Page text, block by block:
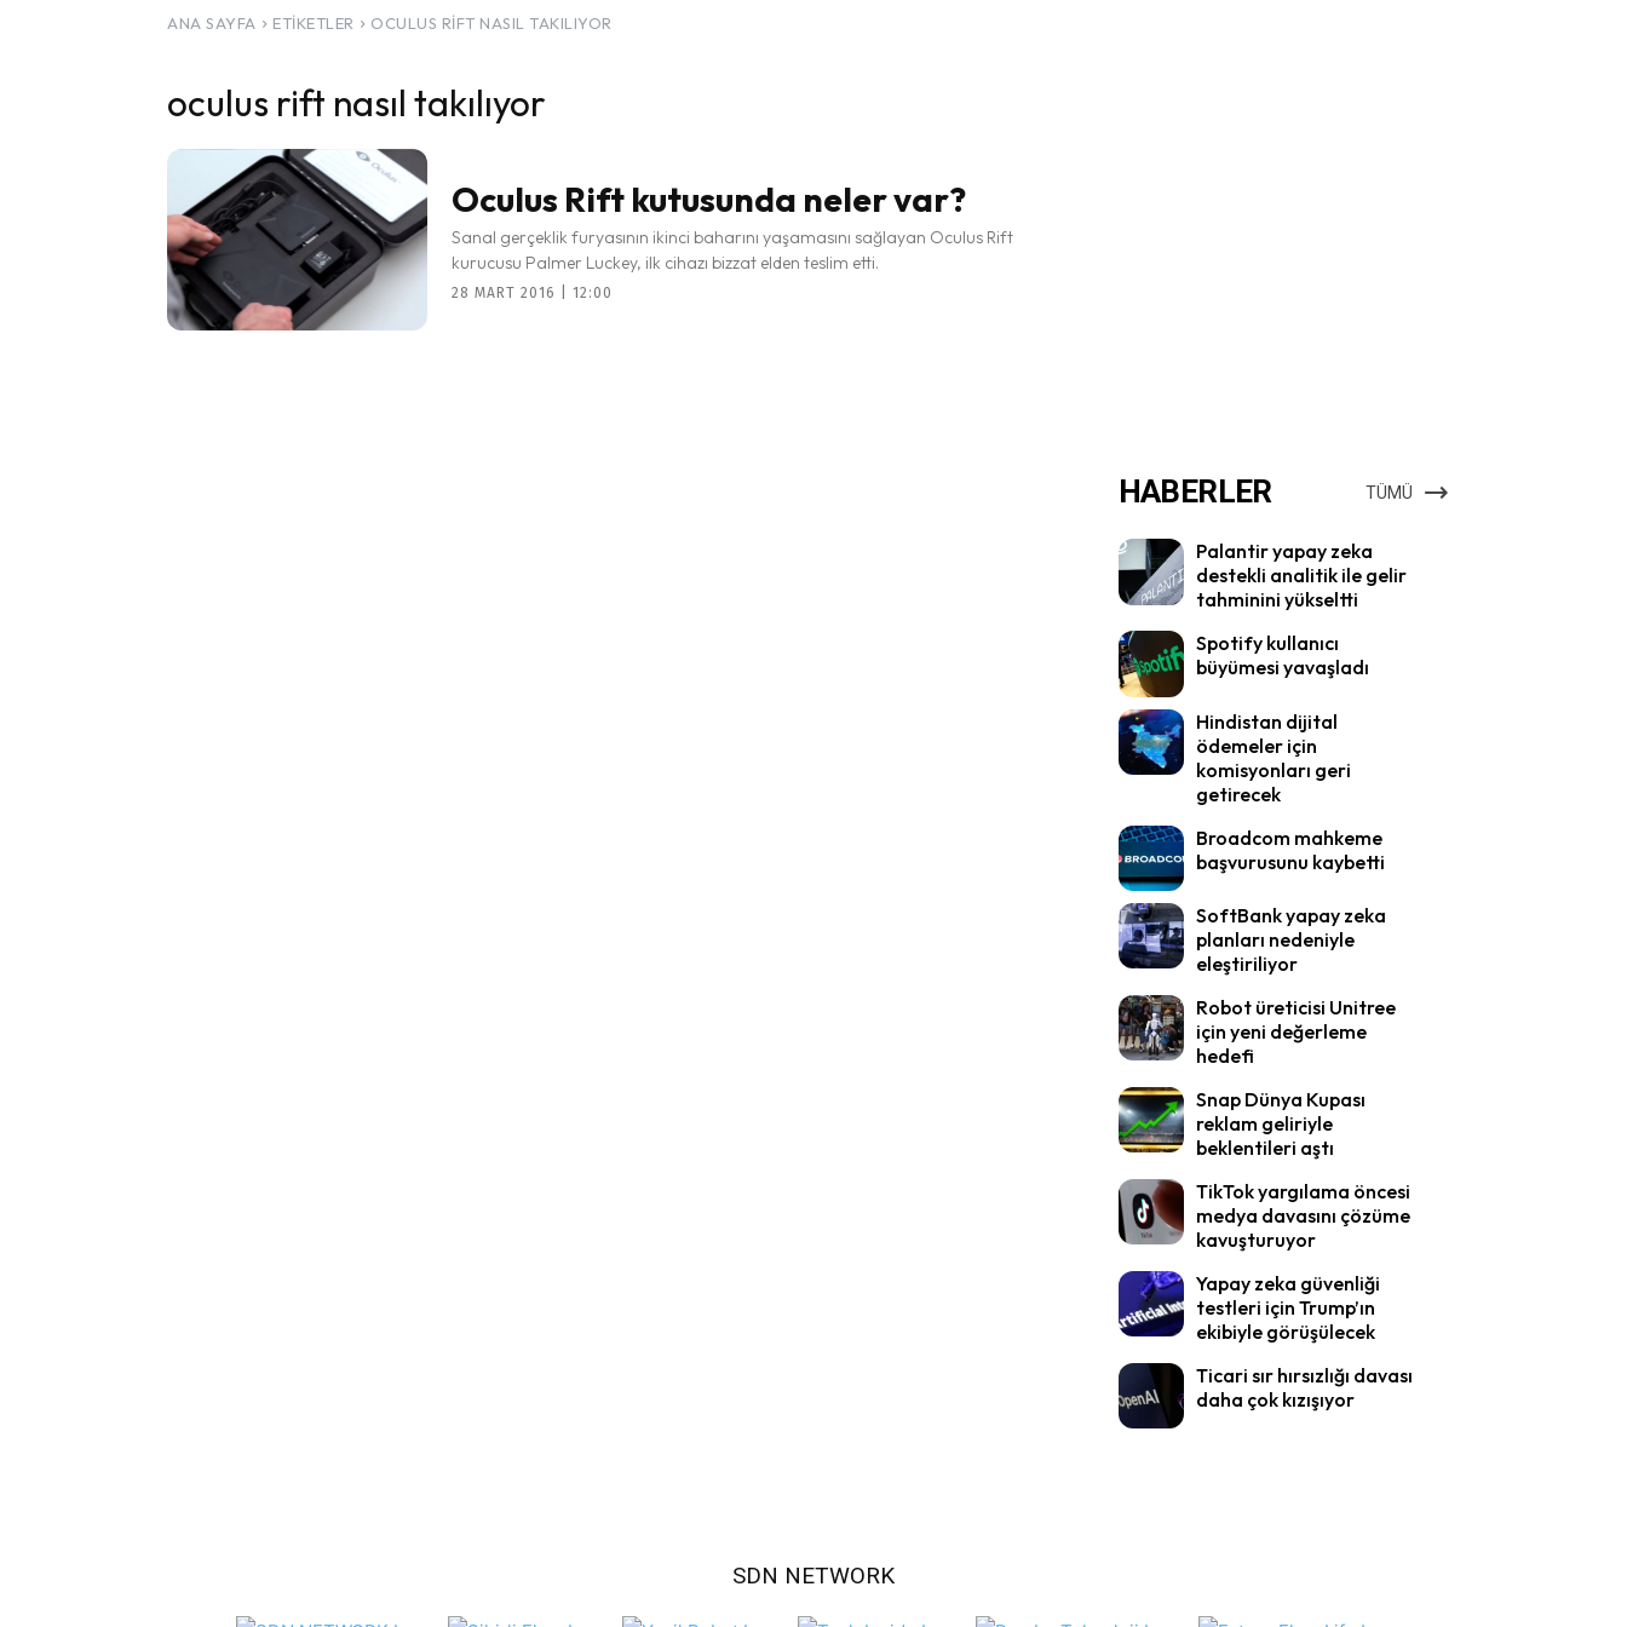
ANA SAYFA ETIKETLER OCULUS RIFT NASIL TAKILIYOR
oculus rift nasıl takılıyor
Oculus Rift kutusunda neler var?
Sanal gerçeklik furyasının ikinci baharını yaşamasını sağlayan Oculus Rift
kurucusu Palmer Luckey, ilk cihazı bizzat elden teslim etti.
28 MART 2016 | 12:00
HABERLER TÜMÜ
Palantir yapay zeka
destekli analitik ile gelir
tahminini yükseltti
Spotify kullanıcı
büyümesi yavaşladı
Hindistan dijital
ödemeler için
komisyonları geri
getirecek
Broadcom mahkeme
başvurusunu kaybetti
SoftBank yapay zeka
planları nedeniyle
eleştiriliyor
Robot üreticisi Unitree
için yeni değerleme
hedefi
Snap Dünya Kupası
reklam geliriyle
beklentileri aştı
TikTok yargılama öncesi
medya davasını çözüme
kavuşturuyor
Yapay zeka güvenliği
testleri için Trump’ın
ekibiyle görüşülecek
Ticari sır hırsızlığı davası
daha çok kızışıyor
SDN NETWORK